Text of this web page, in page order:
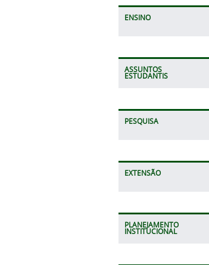
ENSINO
ASSUNTOS
ESTUDANTIS
PESQUISA
EXTENSÃO
PLANEJAMENTO
INSTITUCIONAL